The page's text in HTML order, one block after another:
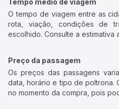
Tempo médio de viagem
O tempo de viagem entre as
rota, viação, condições de
escolhido. Consulte a estimativa
Preço da passagem
Os preços das passagens
data, horário e tipo de poltrona.
no momento da compra, pois